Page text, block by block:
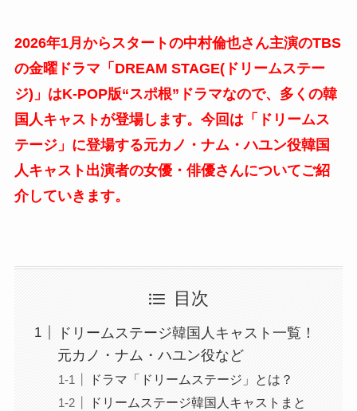
2026年1月からスタートの中村倫也さん主演のTBS
の金曜ドラマ「DREAM STAGE(ドリームステー
ジ)」はK-POP版“スポ根”ドラマなので、多くの韓
国人キャストが登場します。今回は「ドリームス
テージ」に登場する元カノ・ナム・ハユン役韓国
人キャスト出演者の女優・俳優さんについてご紹
介していきます。
目次
ドリームステージ韓国人キャスト一覧！
元カノ・ナム・ハユン役など
ドラマ「ドリームステージ」とは？
ドリームステージ韓国人キャストまと